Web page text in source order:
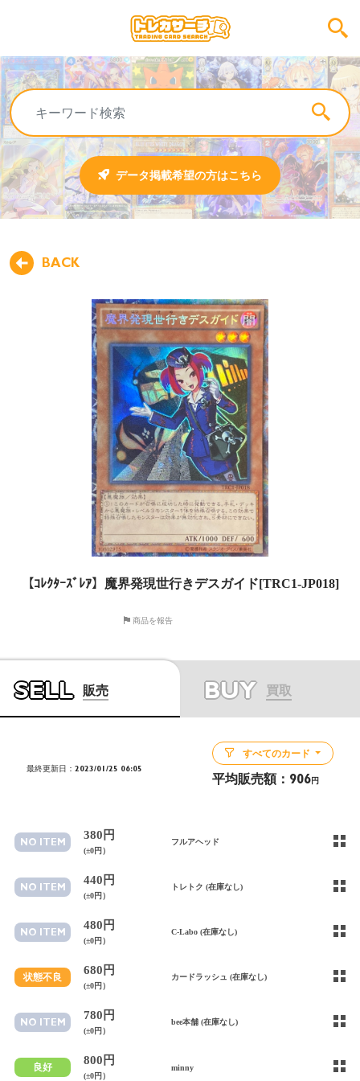
データ掲載希望の方はこちら
BACK
【ｺﾚｸﾀｰｽﾞﾚｱ】魔界発現世行きデスガイド[TRC1-JP018]
商品を報告
SELL 販売 BUY 買取
最終更新日：2023/01/25 06:05
すべてのカード
平均販売額： 906円
NO ITEM
380円
(±0円）
フルアヘッド
NO ITEM
440円
(±0円）
トレトク (在庫なし)
NO ITEM
480円
(±0円）
C-Labo (在庫なし)
状態不良
680円
(±0円）
カードラッシュ (在庫なし)
NO ITEM
780円
(±0円）
bee本舗 (在庫なし)
良好
800円
(±0円）
minny